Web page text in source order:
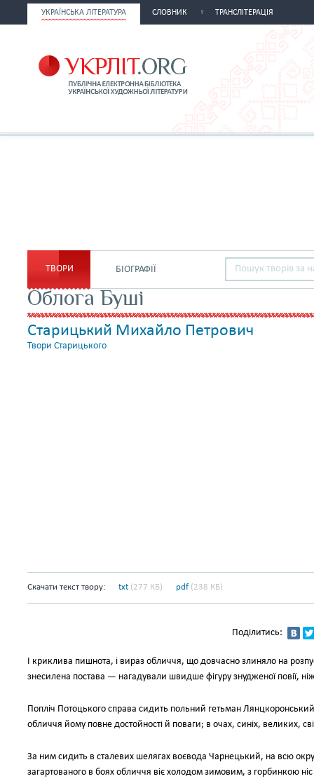
УКРАЇНСЬКА ЛІТЕРАТУРА СЛОВНИК ТРАНСЛІТЕРАЦІЯ
ТВОРИ БІОГРАФІЇ
Облога Буші
Старицький Михайло Петрович
Твори Старицького
Скачати текст твору: txt (277 КБ) pdf (238 КБ)
Поділитись:
І криклива пишнота, і вираз обличчя, що довчасно злиняло на
знесилена постава — нагадували швидше фігуру знудженої повії,
Попліч Потоцького справа сидить польний гетьман
обличчя йому повне достойності й поваги; в очах, синіх, великих,
За ним сидить в сталевих шелягах воєвода Чарнецький, на всю
загартованого в боях обличчя віє холодом зимовим, з горбинкою